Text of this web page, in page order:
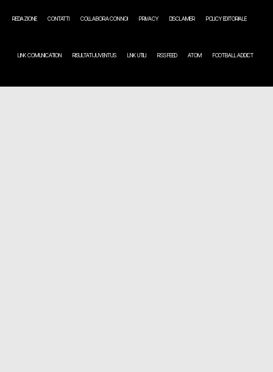
REDAZIONE CONTATTI COLLABORA CON NOI PRIVACY DISCLAIMER POLICY EDITORIALE
LINK COMUNICATION RISULTATI JUVENTUS LINK UTILI RSS FEED ATOM FOOTBALL ADDICT